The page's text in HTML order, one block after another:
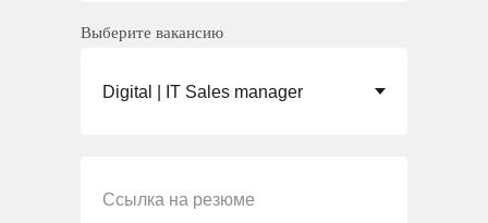
Выберите вакансию
Ссылка на резюме